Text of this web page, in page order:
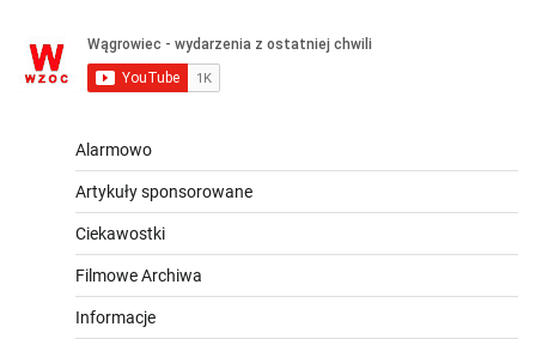
Alarmowo
Artykuły sponsorowane
Ciekawostki
Filmowe Archiwa
Informacje